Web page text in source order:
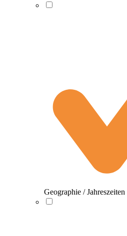
Geographie / Jahreszeiten